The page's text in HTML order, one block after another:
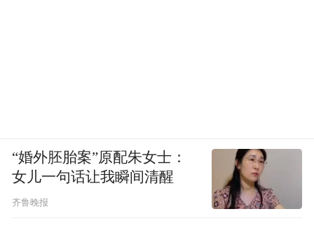
“婚外胚胎案”原配朱女士：
女儿一句话让我瞬间清醒
齐鲁晚报